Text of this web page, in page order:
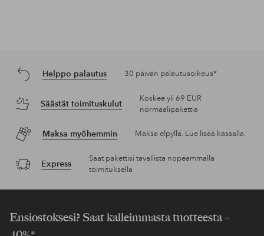
Helppo palautus 30 päivän palautusoikeus*
Säästät toimituskulut
Koskee yli 69 EUR
normaalipakettia
Maksa myöhemmin Maksa elpyllä. Lue lisää kassalla.
Express
Saat pakettisi tavallista nopeammalla
toimituksella
Ensiostoksesi? Saat kalleimmasta tuotteesta –